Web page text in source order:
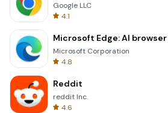
Google LLC
4.1
Microsoft Edge: AI browser
Microsoft Corporation
4.8
Reddit
reddit Inc.
4.6